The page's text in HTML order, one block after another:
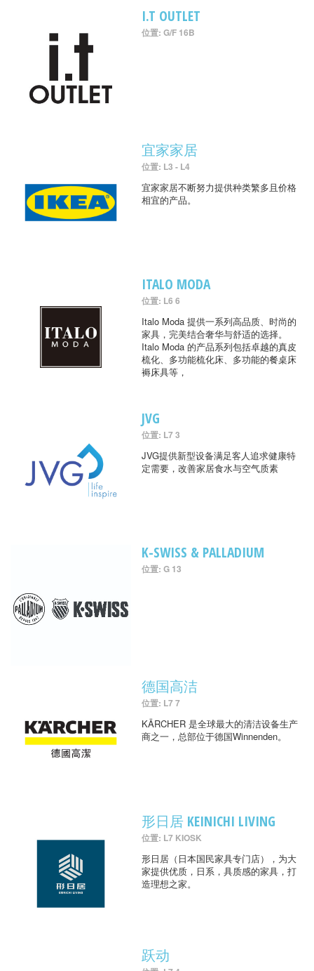
I.T OUTLET
位置: G/F 16B
宜家家居
位置: L3 - L4
宜家家居不断努力提供种类繁多且价格
相宜的产品。
ITALO MODA
位置: L6 6
Italo Moda 提供一系列高品质、时尚的
家具，完美结合奢华与舒适的选择。
Italo Moda 的产品系列包括卓越的真皮
梳化、多功能梳化床、多功能的餐桌床
褥床具等，
JVG
位置: L7 3
JVG提供新型设备满足客人追求健康特
定需要，改善家居食水与空气质素
K-SWISS & PALLADIUM
位置: G 13
德国高洁
位置: L7 7
KÄRCHER 是全球最大的清洁设备生产
商之一，总部位于德国Winnenden。
形日居 KEINICHI LIVING
位置: L7 KIOSK
形日居（日本国民家具专门店），为大
家提供优质，日系，具质感的家具，打
造理想之家。
跃动